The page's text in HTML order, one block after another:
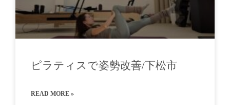
ピラティスで姿勢改善/下松市
READ MORE »